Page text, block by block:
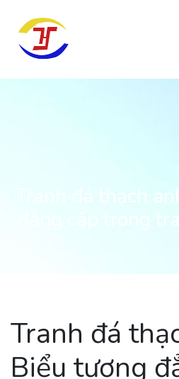
Tranh đá thạch
đẳng cấp trong
Tranh đá
Biểu tượng